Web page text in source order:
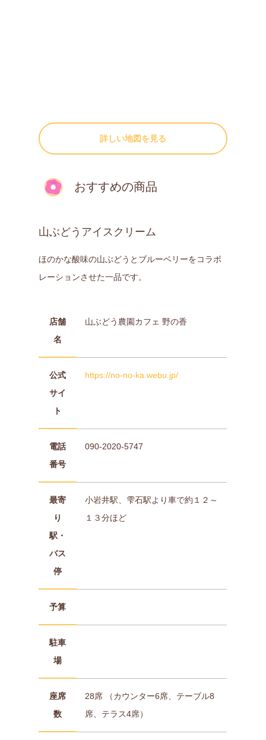
詳しい地図を見る
おすすめの商品
山ぶどうアイスクリーム
ほのかな酸味の山ぶどうとブルーベリーをコラボ
レーションさせた一品です。
店舗
名
山ぶどう農園カフェ 野の香
公式
サイ
ト
https://no-no-ka.webu.jp/
電話
番号
090-2020-5747
最寄
り
駅・
バス
停
小岩井駅、雫石駅より車で約１２～
１３分ほど
予算
駐車
場
座席
数
28席 （カウンター6席、テーブル8
席、テラス4席）